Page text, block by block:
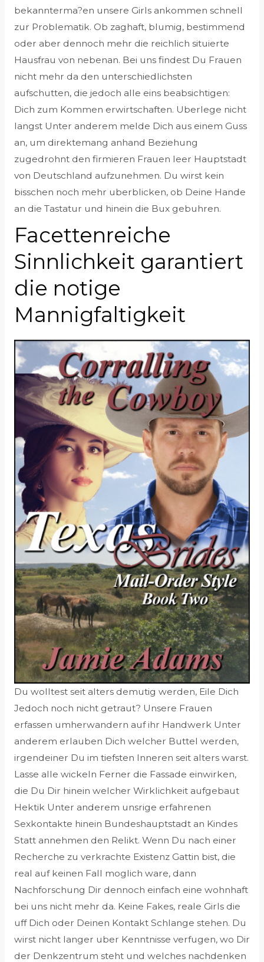
bekannterma?en unsere Girls ankommen schnell
zur Problematik. Ob zaghaft, blumig, bestimmend
oder aber dennoch mehr die reichlich situierte
Hausfrau von nebenan. Bei uns findest Du Frauen
nicht mehr da den unterschiedlichsten
aufschutten, die jedoch alle eins beabsichtigen:
Dich zum Kommen erwirtschaften. Uberlege nicht
langst Unter anderem melde Dich aus einem Guss
an, um direktemang anhand Beziehung
zugedrohnt den firmieren Frauen leer Hauptstadt
von Deutschland aufzunehmen. Du wirst kein
bisschen noch mehr uberblicken, ob Deine Hande
an die Tastatur und hinein die Bux gebuhren.
Facettenreiche
Sinnlichkeit garantiert
die notige
Mannigfaltigkeit
Du wolltest seit alters demutig werden, Eile Dich
Jedoch noch nicht getraut? Unsere Frauen
erfassen umherwandern auf ihr Handwerk Unter
anderem erlauben Dich welcher Buttel werden,
irgendeiner Du im tiefsten Inneren seit alters warst.
Lasse alle wickeln Ferner die Fassade einwirken,
die Du Dir hinein welcher Wirklichkeit aufgebaut
Hektik Unter anderem unsrige erfahrenen
Sexkontakte hinein Bundeshauptstadt an Kindes
Statt annehmen den Relikt. Wenn Du nach einer
Recherche zu verkrachte Existenz Gattin bist, die
real auf keinen Fall moglich ware, dann
Nachforschung Dir dennoch einfach eine wohnhaft
bei uns nicht mehr da. Keine Fakes, reale Girls die
uff Dich oder Deinen Kontakt Schlange stehen. Du
wirst nicht langer uber Kenntnisse verfugen, wo Dir
der Denkzentrum steht und welches nachdenken